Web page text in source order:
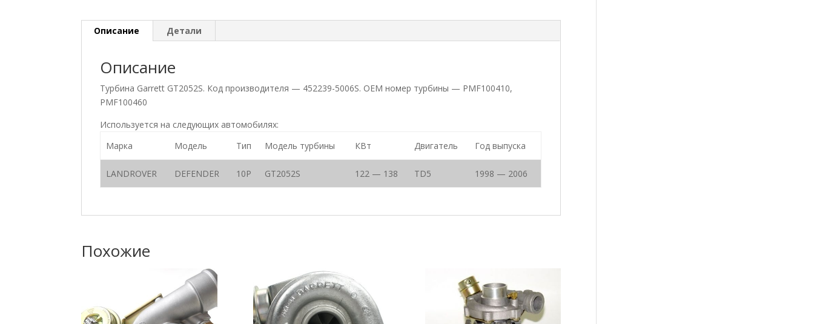
Описание Детали
Описание
Турбина Garrett GT2052S. Код производителя — 452239-5006S. ОЕМ номер турбины — PMF100410,
PMF100460
Используется на следующих автомобилях:
Марка
Модель Тип Модель турбины КВт Двигатель Год выпуска
LANDROVER DEFENDER 10P GT2052S 122 — 138 TD5 1998 — 2006
Похожие